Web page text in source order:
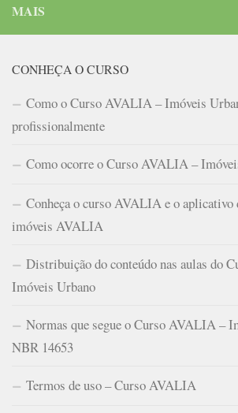
MAIS
CONHEÇA O CURSO
Como o Curso AVALIA – Imóveis
profissionalmente
Como ocorre o Curso AVALIA –
Conheça o curso AVALIA e o aplicativo
imóveis AVALIA
Distribuição do conteúdo nas aulas do
Imóveis Urbano
Normas que segue o Curso AVALIA –
NBR 14653
Termos de uso – Curso AVALIA